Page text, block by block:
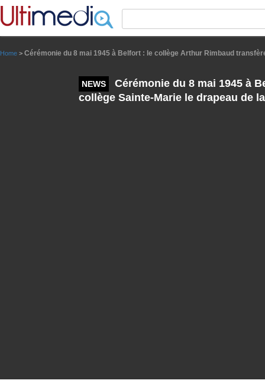
Home > Cérémonie du 8 mai 1945 à Belfort : le collège Arthur Rimbaud
NEWS
Cérémonie du 8 mai 1945 à
collège Sainte-Marie le drapeau de
Panneau de gestion des cookies